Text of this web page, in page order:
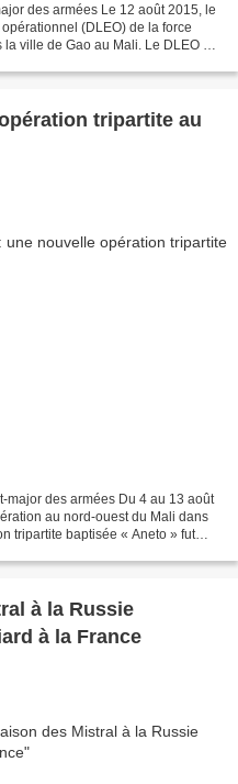
des armées Le 12 août 2015, le
(DLEO) de la force
ville de Gao au Mali. Le DLEO est
tripartite au
major des armées Du 4 au 13 août
au nord-ouest du Mali dans
tripartite baptisée « Aneto » fut
à la Russie
à la France